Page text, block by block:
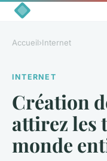
Accueil›Internet
INTERNET
Création
attirez les
monde